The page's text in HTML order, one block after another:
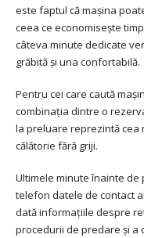
este faptul că mașina
ceea ce economisește
câteva minute dedicate
grăbită și una confortabilă.
Pentru cei care caută
combinația dintre o
la preluare reprezintă cea
călătorie fără griji.
Ultimele minute înainte
telefon datele de contact
dată informațiile despre
procedurii de predare și a